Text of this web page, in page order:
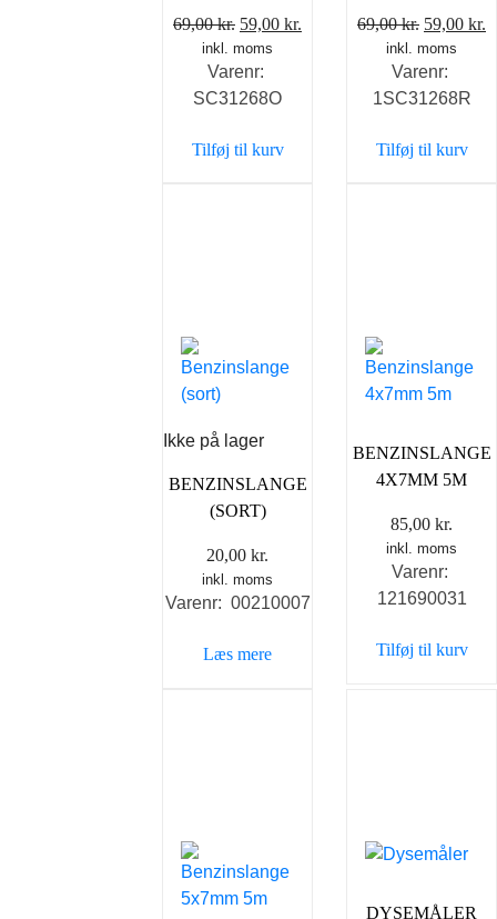
69,00kr. Den
oprindelige
pris
var:
59,00 kr.
inkl. moms
Varenr:
SC31268O
Tilføj til kurv
69,00kr. Den
pris
var:
59,00 kr.
inkl. moms
Varenr:
1SC31268R
Tilføj til kurv
Ikke på lager
BENZINSLANGE
(SORT)
20,00 kr.
inkl. moms
Varenr: 00210007
Læs mere
BENZINSLANGE
4X7MM 5M
85,00 kr.
inkl. moms
Varenr:
121690031
Tilføj til kurv
DYSEMÅLER